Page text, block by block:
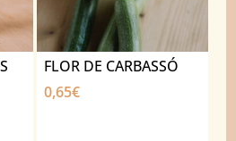
FLOR DE CARBASSÓ
0,65€